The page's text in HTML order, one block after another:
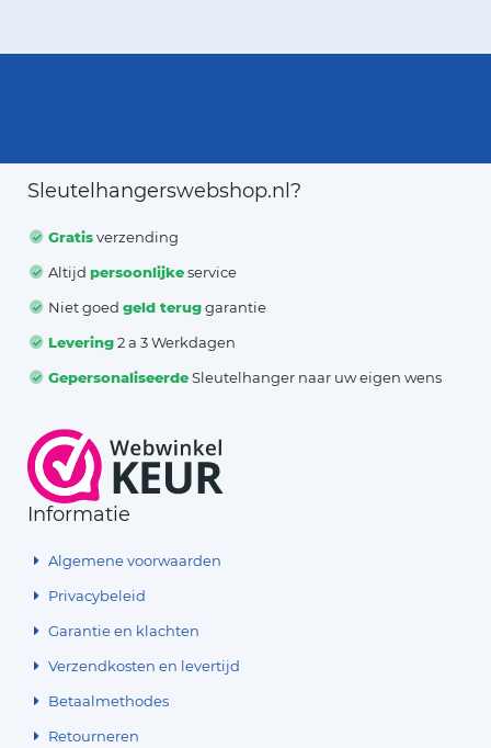
Sleutelhangerswebshop.nl?
Gratisverzending
Altijdpersoonlijkeservice
Niet goedgeld teruggarantie
Levering2 a 3 Werkdagen
GepersonaliseerdeSleutelhanger naar uw eigen wens
Informatie
Algemene voorwaarden
Privacybeleid
Garantie en klachten
Verzendkosten en levertijd
Betaalmethodes
Retourneren